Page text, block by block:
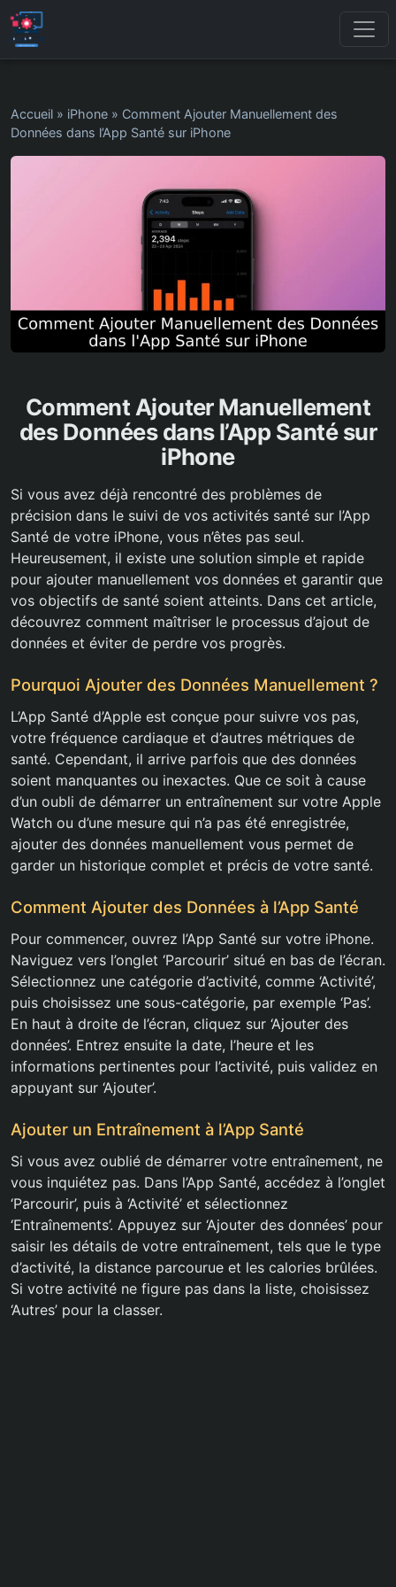
Accueil » iPhone » Comment Ajouter Manuellement des
Données dans l’App Santé sur iPhone
Comment Ajouter Manuellement
des Données dans l’App Santé sur
iPhone
Si vous avez déjà rencontré des problèmes de
précision dans le suivi de vos activités santé sur l’App
Santé de votre iPhone, vous n’êtes pas seul.
Heureusement, il existe une solution simple et rapide
pour ajouter manuellement vos données et garantir que
vos objectifs de santé soient atteints. Dans cet article,
découvrez comment maîtriser le processus d’ajout de
données et éviter de perdre vos progrès.
Pourquoi Ajouter des Données Manuellement ?
L’App Santé d’Apple est conçue pour suivre vos pas,
votre fréquence cardiaque et d’autres métriques de
santé. Cependant, il arrive parfois que des données
soient manquantes ou inexactes. Que ce soit à cause
d’un oubli de démarrer un entraînement sur votre Apple
Watch ou d’une mesure qui n’a pas été enregistrée,
ajouter des données manuellement vous permet de
garder un historique complet et précis de votre santé.
Comment Ajouter des Données à l’App Santé
Pour commencer, ouvrez l’App Santé sur votre iPhone.
Naviguez vers l’onglet ‘Parcourir’ situé en bas de l’écran.
Sélectionnez une catégorie d’activité, comme ‘Activité’,
puis choisissez une sous-catégorie, par exemple ‘Pas’.
En haut à droite de l’écran, cliquez sur ‘Ajouter des
données’. Entrez ensuite la date, l’heure et les
informations pertinentes pour l’activité, puis validez en
appuyant sur ‘Ajouter’.
Ajouter un Entraînement à l’App Santé
Si vous avez oublié de démarrer votre entraînement, ne
vous inquiétez pas. Dans l’App Santé, accédez à l’onglet
‘Parcourir’, puis à ‘Activité’ et sélectionnez
‘Entraînements’. Appuyez sur ‘Ajouter des données’ pour
saisir les détails de votre entraînement, tels que le type
d’activité, la distance parcourue et les calories brûlées.
Si votre activité ne figure pas dans la liste, choisissez
‘Autres’ pour la classer.